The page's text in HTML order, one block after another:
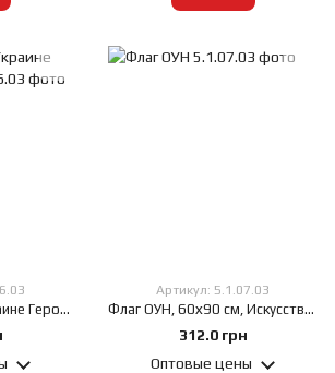
Флаг с АК Слава Украине Героям Слава, 60х90 см, Искусственный шелк 50 г/м², Сублимационная печать, односторонний, Карман под древко слева
Артикул: 5.1.07.03
Флаг ОУН, 60х90 см, Искусственный шелк 50 г/м², Сублимационная печать, односторонний, Карман под древко слева
312.0 грн
Оптовые цены